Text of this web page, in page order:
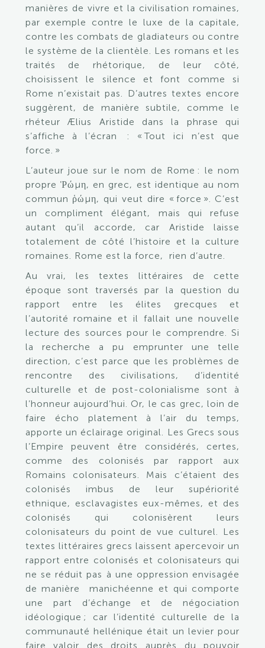
manières de vivre et la civilisation romaines,
par exemple contre le luxe de la capitale,
contre les combats de gladiateurs ou contre
le système de la clientèle. Les romans et les
traités de rhétorique, de leur côté,
choisissent le silence et font comme si
Rome n’existait pas. D’autres textes encore
suggèrent, de manière subtile, comme le
rhéteur Ælius Aristide dans la phrase qui
s’affiche à l’écran : «Tout ici n’est que
force. »
L’auteur joue sur le nom de Rome : le nom
propre Ῥώμη, en grec, est identique au nom
commun ῥώμη, qui veut dire « force ». C’est
un compliment élégant, mais qui refuse
autant qu’il accorde, car Aristide laisse
totalement de côté l’histoire et la culture
romaines. Rome est la force, rien d’autre.
Au vrai, les textes littéraires de cette
époque sont traversés par la question du
rapport entre les élites grecques et
l’autorité romaine et il fallait une nouvelle
lecture des sources pour le comprendre. Si
la recherche a pu emprunter une telle
direction, c’est parce que les problèmes de
rencontre des civilisations, d’identité
culturelle et de post-colonialisme sont à
l’honneur aujourd’hui. Or, le cas grec, loin de
faire écho platement à l’air du temps,
apporte un éclairage original. Les Grecs sous
l’Empire peuvent être considérés, certes,
comme des colonisés par rapport aux
Romains colonisateurs. Mais c’étaient des
colonisés imbus de leur supériorité
ethnique, esclavagistes eux-mêmes, et des
colonisés qui colonisèrent leurs
colonisateurs du point de vue culturel. Les
textes littéraires grecs laissent apercevoir un
rapport entre colonisés et colonisateurs qui
ne se réduit pas à une oppression envisagée
de manière manichéenne et qui comporte
une part d’échange et de négociation
idéologique ; car l’identité culturelle de la
communauté hellénique était un levier pour
faire valoir des droits auprès du pouvoir